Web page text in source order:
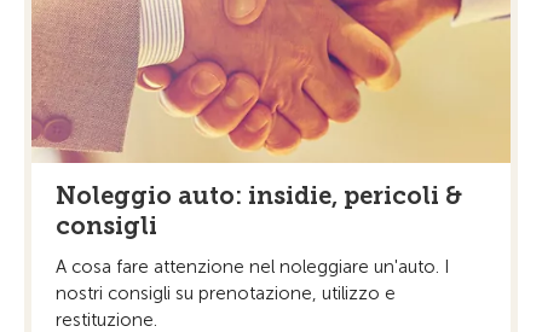
Noleggio auto: insidie, pericoli &
consigli
A cosa fare attenzione nel noleggiare un'auto. I
nostri consigli su prenotazione, utilizzo e
restituzione.